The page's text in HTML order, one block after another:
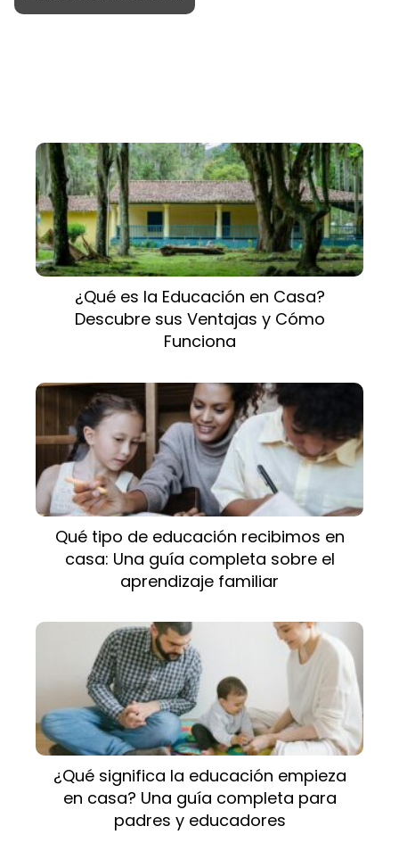
¿Qué es la Educación en Casa?
Descubre sus Ventajas y Cómo
Funciona
Qué tipo de educación recibimos en
casa: Una guía completa sobre el
aprendizaje familiar
¿Qué significa la educación empieza
en casa? Una guía completa para
padres y educadores